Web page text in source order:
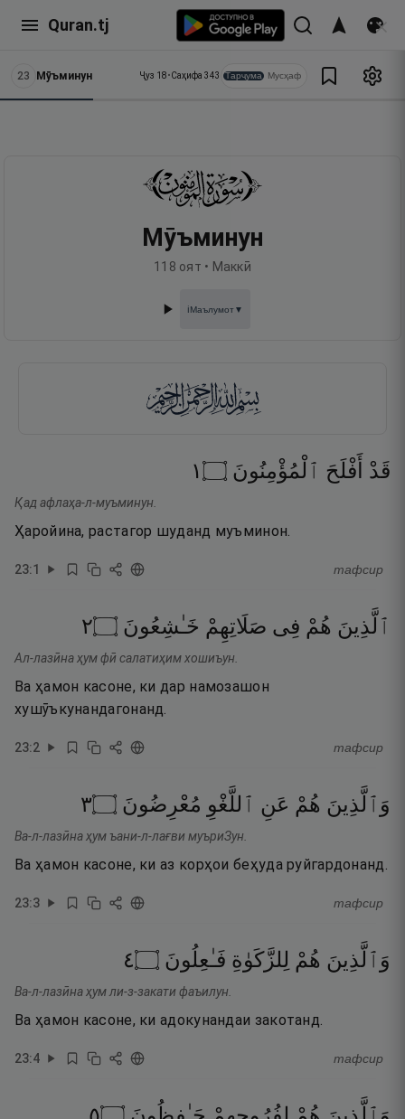
Quran.tj
23 Мӯъминун Ҷуз 18•Саҳифа 343 Тарҷума Мусҳаф
Мӯъминун
118 оят • Маккӣ
ℹ️Маълумот▼
قَدْ أَفْلَحَ ٱلْمُؤْمِنُونَ ۝١
Қад афлаҳа-л-муъминун.
Ҳаройина, растагор шуданд муъминон.
23:1 тафсир
ٱلَّذِينَ هُمْ فِى صَلَاتِهِمْ خَـٰشِعُونَ ۝٢
Ал-лазӣна ҳум фӣ салатиҳим хошиъун.
Ва ҳамон касоне, ки дар намозашон
хушӯъкунандагонанд.
23:2 тафсир
وَٱلَّذِينَ هُمْ عَنِ ٱللَّغْوِ مُعْرِضُونَ ۝٣
Ва-л-лазӣна ҳум ъани-л-лағви муъриЗун.
Ва ҳамон касоне, ки аз корҳои беҳуда руйгардонанд.
23:3 тафсир
وَٱلَّذِينَ هُمْ لِلزَّكَوٰةِ فَـٰعِلُونَ ۝٤
Ва-л-лазӣна ҳум ли-з-закати фаъилун.
Ва ҳамон касоне, ки адокунандаи закотанд.
23:4 тафсир